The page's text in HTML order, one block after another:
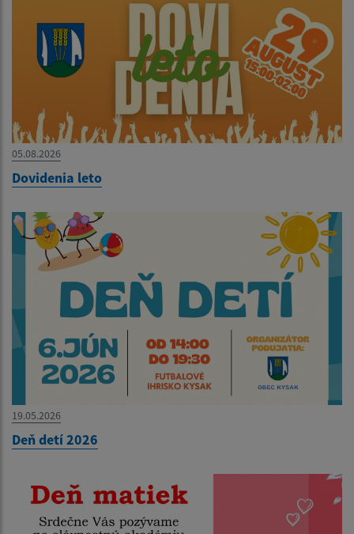
05.08.2026
Dovidenia leto
19.05.2026
Deň detí 2026